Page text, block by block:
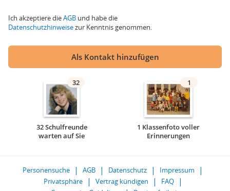
Ich akzeptiere dieAGB und habe die
Datenschutzhinweisezur Kenntnis genommen.
Als Kontakt hinzufügen
32
32 Schulfreunde
warten auf Sie
1
1 Klassenfoto voller
Erinnerungen
Personensuche AGB Datenschutz
Impressum
Privatsphäre
Vertrag kündigen
FAQ